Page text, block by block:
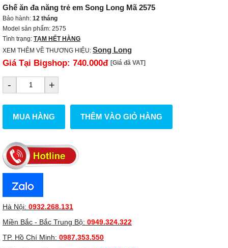
Ghế ăn đa năng trẻ em Song Long Mã 2575
Bảo hành: 12 tháng
Model sản phẩm: 2575
Tình trạng: TẠM HẾT HÀNG
XEM THÊM VỀ THƯƠNG HIỆU: Song Long
Giá Tại Bigshop: 740.000đ [Giá đã VAT]
- +
MUA HÀNG THÊM VÀO GIỎ HÀNG
Hà Nội: 0932.268.131
Miền Bắc - Bắc Trung Bộ: 0949.324.322
TP. Hồ Chí Minh: 0987.353.550